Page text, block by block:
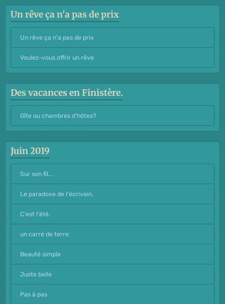
Un rêve ça n'a pas de prix
Un rêve ça n'a pas de prix
Voulez-vous offrir un rêve
Des vacances en Finistère.
Gîte ou chambres d'hôtes?
Juin 2019
Sur son fil...
Le paradoxe de l'écrivain.
C'est l'été.
un carré de terre
Beauté simple
Juste belle
Pas à pas